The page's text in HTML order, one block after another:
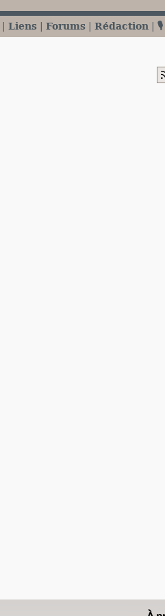
Liens Forums Rédaction